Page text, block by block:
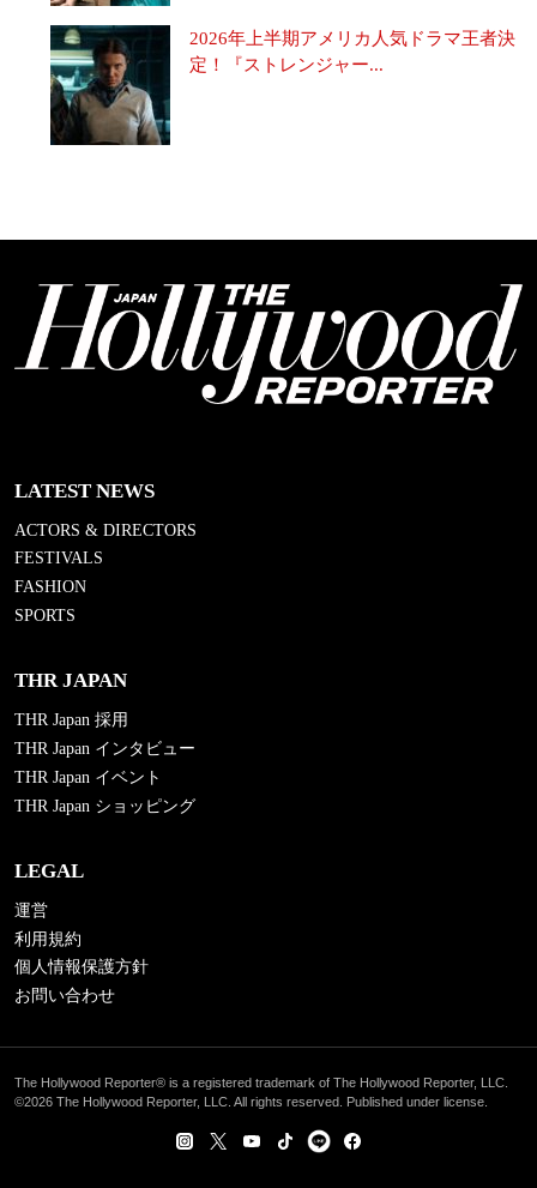
2026年上半期アメリカ人気ドラマ王者決
定！『ストレンジャー...
LATEST NEWS
ACTORS & DIRECTORS
FESTIVALS
FASHION
SPORTS
THR JAPAN
THR Japan 採用
THR Japan インタビュー
THR Japan イベント
THR Japan ショッピング
LEGAL
運営
利用規約
個人情報保護方針
お問い合わせ
The Hollywood Reporter® is a registered trademark of The Hollywood Reporter, LLC.
©2026 The Hollywood Reporter, LLC. All rights reserved. Published under license.